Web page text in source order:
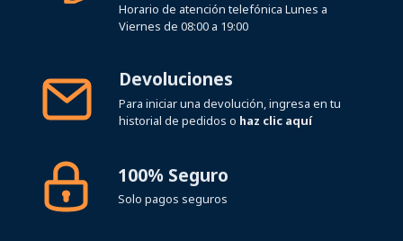
Horario de atención telefónica Lunes a
Viernes de 08:00 a 19:00
Devoluciones
Para iniciar una devolución, ingresa en tu
historial de pedidos o haz clic aquí
100% Seguro
Solo pagos seguros